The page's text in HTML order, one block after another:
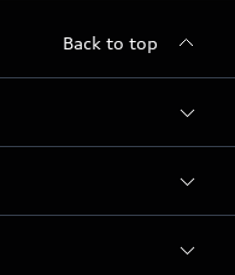
Back to top